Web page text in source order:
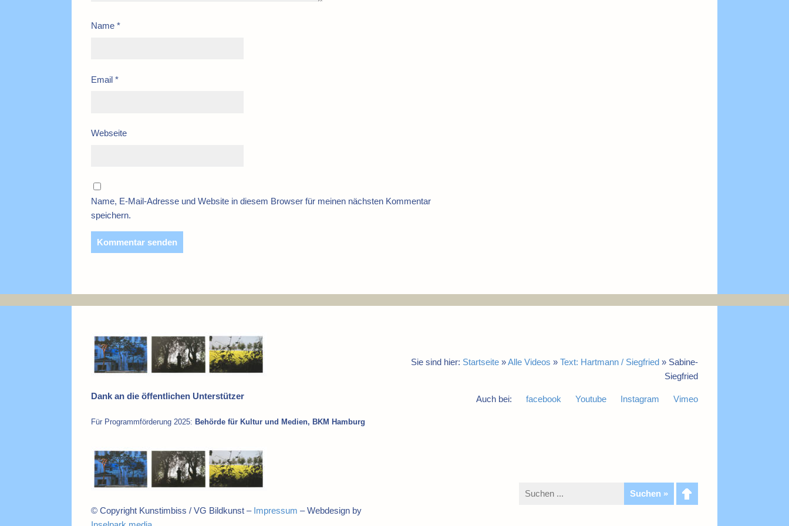
Name *
Email *
Webseite
Name, E-Mail-Adresse und Website in diesem Browser für meinen nächsten Kommentar
speichern.
Dank an die öffentlichen Unterstützer
Für Programmförderung 2025: Behörde für Kultur und Medien, BKM Hamburg
Sie sind hier: Startseite »Alle Videos » Text: Hartmann / Siegfried » Sabine-
Siegfried
Auch bei: facebook Youtube Instagram Vimeo
© Copyright Kunstimbiss / VG Bildkunst – Impressum – Webdesign by